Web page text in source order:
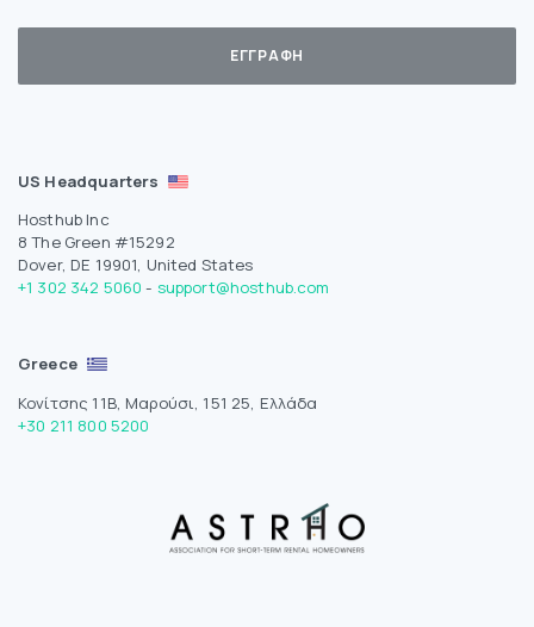
US Headquarters
Hosthub Inc
8 The Green #15292
Dover, DE 19901, United States
+1 302 342 5060 - support@hosthub.com
Greece
Κονίτσης 11Β, Μαρούσι, 151 25, Ελλάδα
+30 211 800 5200